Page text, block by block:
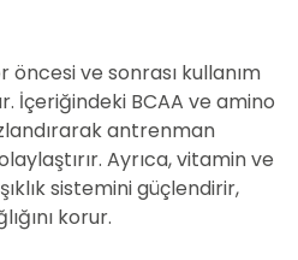
öncesi ve sonrası kullanım
İçeriğindeki BCAA ve amino
antrenman
Ayrıca, vitamin ve
sistemini güçlendirir,
korur.